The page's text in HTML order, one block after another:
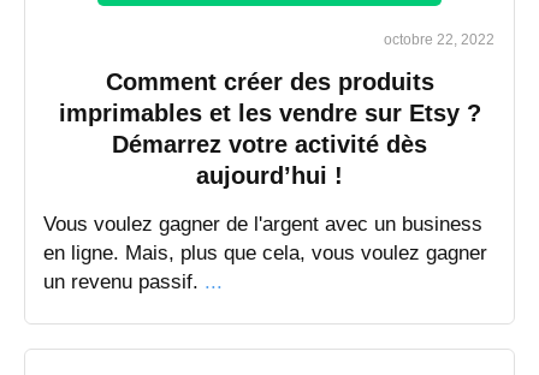
octobre 22, 2022
Comment créer des produits
imprimables et les vendre sur Etsy ?
Démarrez votre activité dès
aujourd’hui !
Vous voulez gagner de l'argent avec un business
en ligne. Mais, plus que cela, vous voulez gagner
un revenu passif. ...